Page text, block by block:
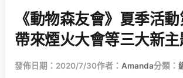
《動物森友會》夏季活動
帶來煙火大會等三大新主
發佈日期：2020/7/30作者： Amanda分類：